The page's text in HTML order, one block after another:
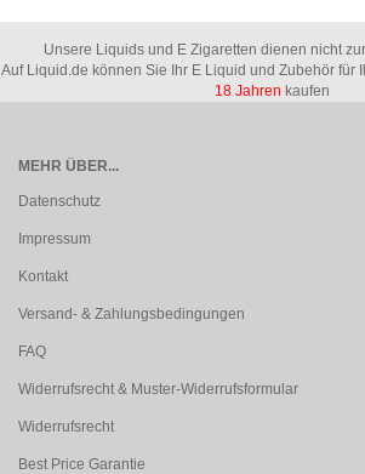
Unsere Liquids und E Zigaretten dienen nicht
Auf Liquid.de können Sie Ihr E Liquid und Zubehör für
18 Jahren kaufen
MEHR ÜBER...
Datenschutz
Impressum
Kontakt
Versand- & Zahlungsbedingungen
FAQ
Widerrufsrecht & Muster-Widerrufsformular
Widerrufsrecht
Best Price Garantie